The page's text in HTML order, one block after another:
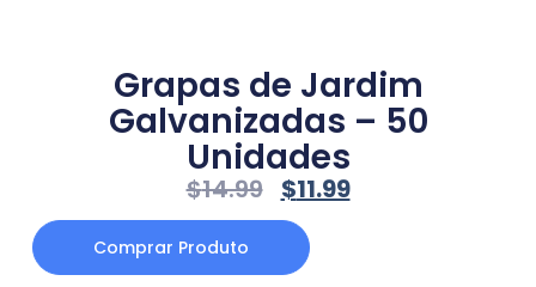
Grapas de Jardim
Galvanizadas – 50
Unidades
$14.99 $11.99
Comprar Produto